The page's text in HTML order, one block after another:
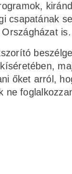
csapatának
is.
őket arról,
ne